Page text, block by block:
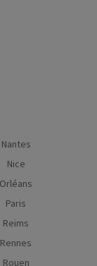
Nantes
Nice
Orléans
Paris
Reims
Rennes
Rouen